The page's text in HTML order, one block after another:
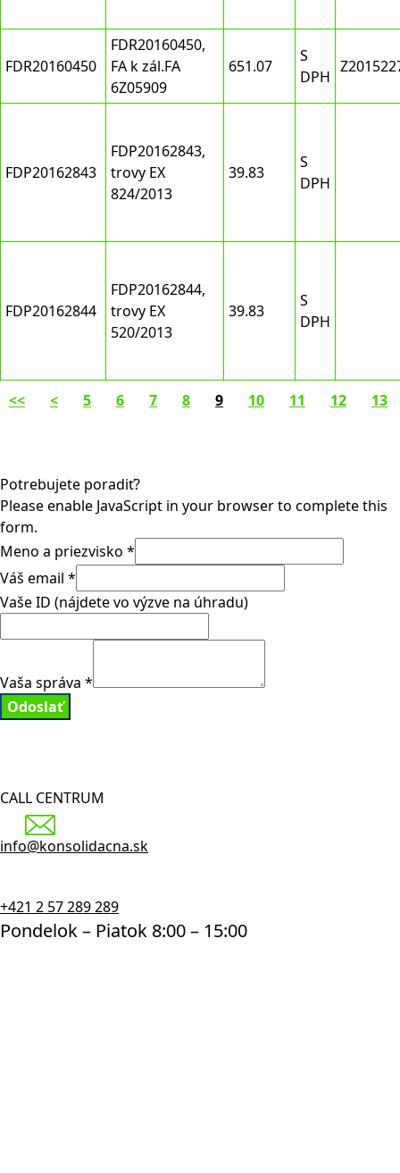
FDR20160450
FDR20160450,
FA k zál.FA
6Z05909
651.07
S
DPH
FDP20162843
FDP20162843,
trovy EX
824/2013
39.83
S
DPH
FDP20162844
FDP20162844,
trovy EX
520/2013
39.83
S
DPH
<< < 5 6 7 8 9 10 11 12 13
Potrebujete poradiť?
Please enable JavaScript in your browser to complete this
form.
Meno a priezvisko *
Váš email *
Vaše ID (nájdete vo výzve na úhradu)
Vaša správa *
Odoslať
CALL CENTRUM
info@konsolidacna.sk
+421 2 57 289 289
Pondelok – Piatok 8:00 – 15:00